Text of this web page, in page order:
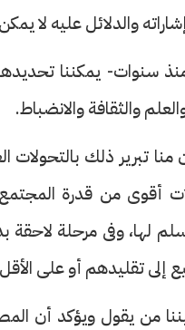
والدلائل عليه لا
والثقافة والانضباط.
منا تبرير ذلك بالتحولات
أقوى من قدرة
لها، وفى مرحلة لاحقة
إلى تقليدهم أو على
من يقول ويؤكد أن
حرف العدد 133